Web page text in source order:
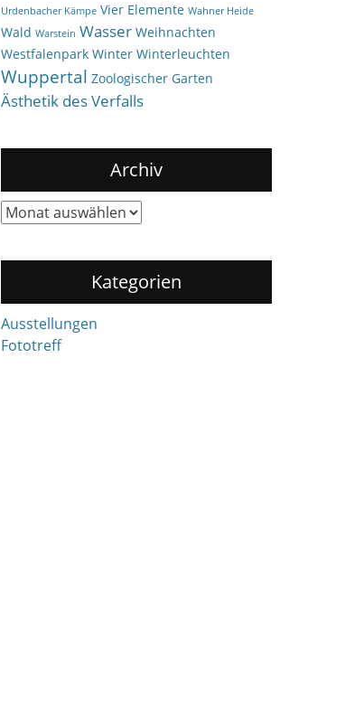
Urdenbacher Kämpe Vier Elemente Wahner Heide
Wald Warstein Wasser Weihnachten
Westfalenpark Winter Winterleuchten
Wuppertal Zoologischer Garten
Ästhetik des Verfalls
Archiv
Archiv
Kategorien
Ausstellungen
Fototreff